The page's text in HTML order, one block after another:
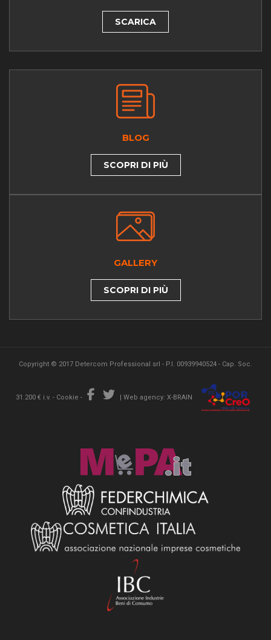
SCARICA
BLOG
SCOPRI DI PIÙ
GALLERY
SCOPRI DI PIÙ
Copyright © 2017 Detercom Professional srl - P.I. 00939940524 - Cap. Soc.
31.200 € i.v. - Cookie - | Web agency: X-BRAIN